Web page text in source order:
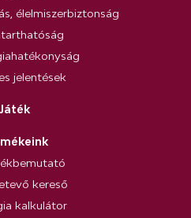
élelmiszerbiztonság
jelentések
Játék
kereső
kalkulátor